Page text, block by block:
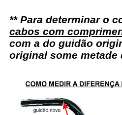
** Para determinar o
cabos com
com a do guidão
original some metade